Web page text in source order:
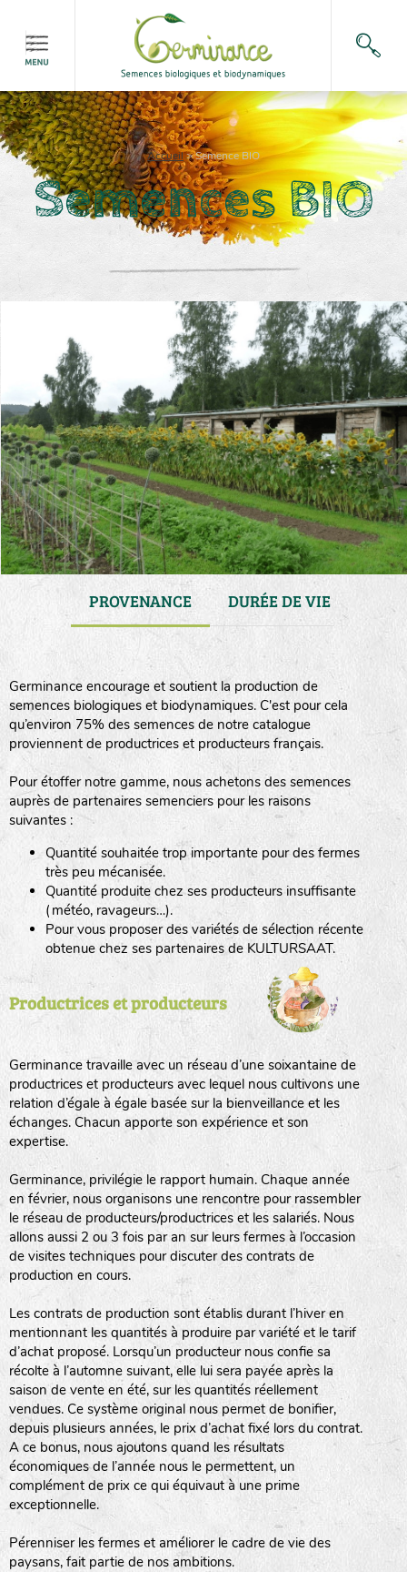
Accueil>Semence BIO
Semences BIO
PROVENANCE DURÉE DE VIE
Germinance encourage et soutient la production de
semences biologiques et biodynamiques. C'est pour cela
qu’environ 75% des semences de notre catalogue
proviennent de productrices et producteurs français.
Pour étoffer notre gamme, nous achetons des semences
auprès de partenaires semenciers pour les raisons
suivantes :
Quantité souhaitée trop importante pour des fermes
très peu mécanisée.
Quantité produite chez ses producteurs insuffisante
(météo, ravageurs…).
Pour vous proposer des variétés de sélection récente
obtenue chez ses partenaires de KULTURSAAT.
Productrices et producteurs
Germinance travaille avec un réseau d’une soixantaine de
productrices et producteurs avec lequel nous cultivons une
relation d’égale à égale basée sur la bienveillance et les
échanges. Chacun apporte son expérience et son
expertise.
Germinance, privilégie le rapport humain. Chaque année
en février, nous organisons une rencontre pour rassembler
le réseau de producteurs/productrices et les salariés. Nous
allons aussi 2 ou 3 fois par an sur leurs fermes à l’occasion
de visites techniques pour discuter des contrats de
production en cours.
Les contrats de production sont établis durant l’hiver en
mentionnant les quantités à produire par variété et le tarif
d’achat proposé. Lorsqu’un producteur nous confie sa
récolte à l’automne suivant, elle lui sera payée après la
saison de vente en été, sur les quantités réellement
vendues. Ce système original nous permet de bonifier,
depuis plusieurs années, le prix d’achat fixé lors du contrat.
A ce bonus, nous ajoutons quand les résultats
économiques de l’année nous le permettent, un
complément de prix ce qui équivaut à une prime
exceptionnelle.
Pérenniser les fermes et améliorer le cadre de vie des
paysans, fait partie de nos ambitions.
LA RÉFÉRENCE :FBEL20BPA1A (en haut à gauche)
F : Fleurs.
Les autres catégories étant :
E: Engrais vert
: Légumes
A: Aromatiques
haies
zone sauvage
tas de compost
animaux domestiques
animaux sauvages
biodiversité cultivée